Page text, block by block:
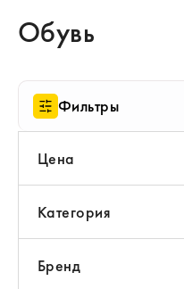
Обувь
Фильтры
Цена
Категория
Бренд